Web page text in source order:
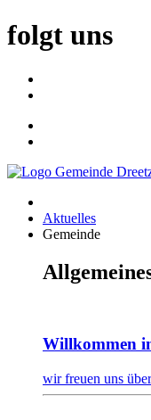
folgt uns
Aktuelles
Gemeinde
Willkommen
wir freuen uns